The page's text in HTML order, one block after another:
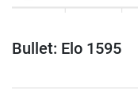
Bullet: Elo 1595